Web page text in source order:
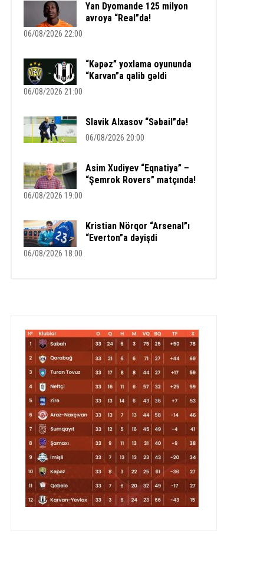
Yan Dyomande 125 milyon
avroya “Real”da!
06/08/2026 22:00
“Kəpəz” yoxlama oyununda
“Karvan”a qalib gəldi
06/08/2026 21:00
Slavik Alxasov “Səbail”də!
06/08/2026 20:00
Asim Xudiyev “Eqnatiya” –
“Şemrok Rovers” matçında!
06/08/2026 19:00
Kristian Nörqor “Arsenal”ı
“Everton”a dəyişdi
06/08/2026 18:00